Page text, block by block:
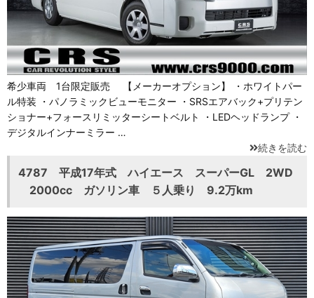
希少車両 1台限定販売 【メーカーオプション】 ・ホワイトパー
ル特装 ・パノラミックビューモニター ・SRSエアバック+プリテン
ショナー+フォースリミッターシートベルト ・LEDヘッドランプ ・
デジタルインナーミラー …
続きを読む
4787 平成17年式 ハイエース スーパーGL 2WD
2000cc ガソリン車 ５人乗り 9.2万km